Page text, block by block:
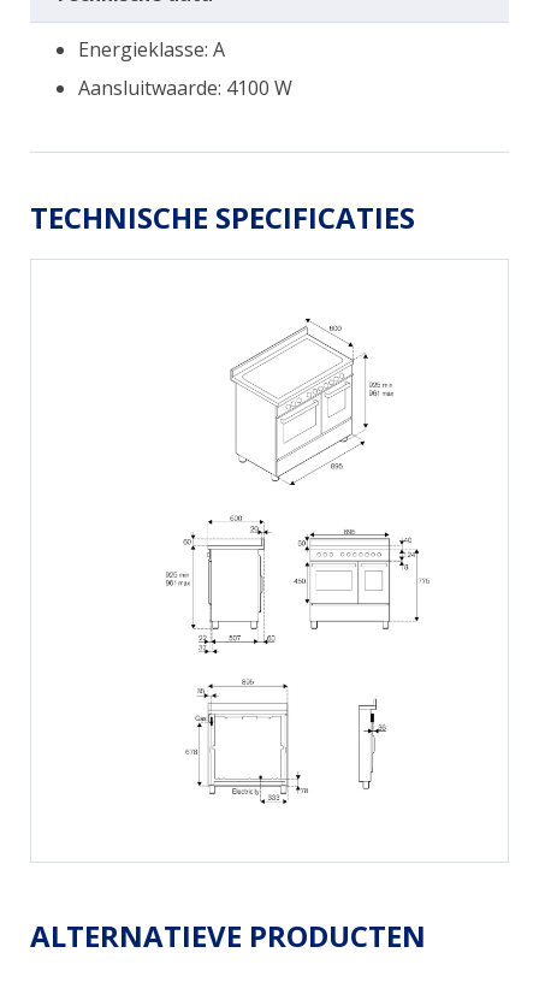
Energieklasse: A
Aansluitwaarde: 4100 W
TECHNISCHE SPECIFICATIES
ALTERNATIEVE PRODUCTEN